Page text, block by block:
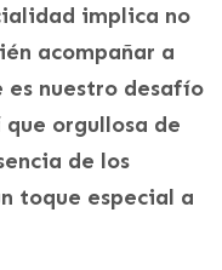
implica no
acompañar a
es nuestro desafío
orgullosa de
de los
toque especial a